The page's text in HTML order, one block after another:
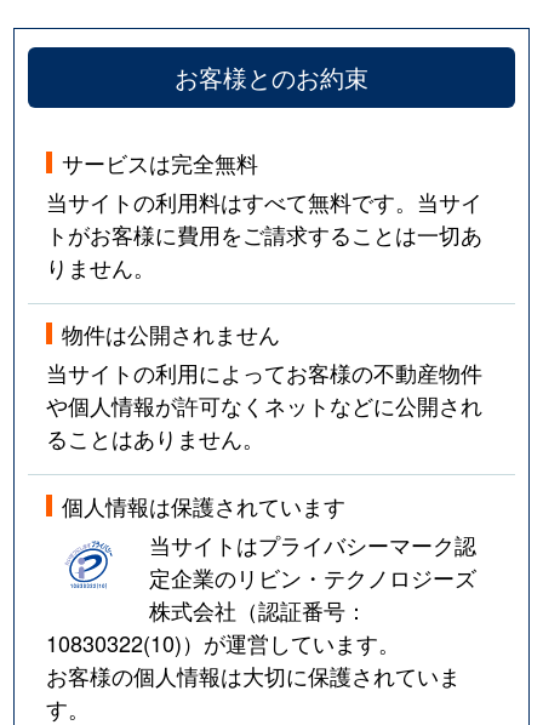
お客様とのお約束
サービスは完全無料
当サイトの利用料はすべて無料です。当サイ
トがお客様に費用をご請求することは一切あ
りません。
物件は公開されません
当サイトの利用によってお客様の不動産物件
や個人情報が許可なくネットなどに公開され
ることはありません。
個人情報は保護されています
当サイトはプライバシーマーク認
定企業のリビン・テクノロジーズ
株式会社（認証番号：
10830322(10)）が運営しています。
お客様の個人情報は大切に保護されていま
す。